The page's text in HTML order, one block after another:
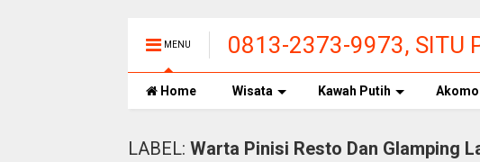
MENU
0813-2373-9973, SITU
CIWIDEY, HARGA TIKET
Home Wisata Kawah Putih
LABEL: Warta Pinisi Resto Dan Glamping